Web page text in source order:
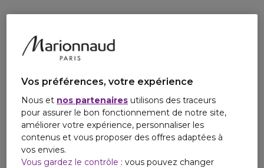
• Convient à tous les types de peau
*Testé dans le cadre d'une étude clinique contrôlée par un
dermatologue.
Depuis 1851, chez Kiehl’s, notre mission est de concevoir
des soins concentrés en ingrédients d’origine naturelle à
l’efficacité scientifiquement prouvée. Notre expertise
unique repose sur des connaissances acquises et
transmises au fil des générations ainsi que sur des valeurs
de générosité et de service qui ont fait notre réputation.
Vos préférences, votre expérience
Nous et nos partenaires utilisons des traceurs
pour assurer le bon fonctionnement de notre site,
améliorer votre expérience, personnaliser les
contenus et vous proposer des offres adaptées à
vos envies.
Vous gardez le contrôle : vous pouvez changer